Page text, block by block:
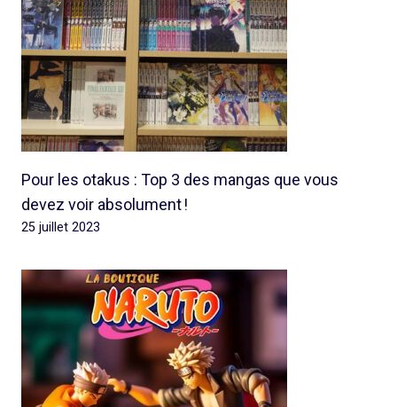
Pour les otakus : Top 3 des mangas que vous
devez voir absolument !
25 juillet 2023